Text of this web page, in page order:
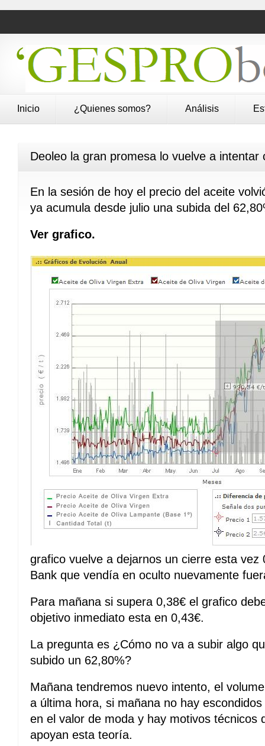
Inicio ¿Quienes somos? Análisis
Deoleo la gran promesa lo vuelve a intentar
En la sesión de hoy el precio del aceite
ya acumula desde julio una subida del
Ver grafico.
grafico vuelve a dejarnos un cierre esta vez
Bank que vendía en oculto nuevamente
Para mañana si supera 0,38€ el grafico
objetivo inmediato esta en 0,43€.
La pregunta es ¿Cómo no va a subir algo
subido un 62,80%?
Mañana tendremos nuevo intento, el
a última hora, si mañana no hay
en el valor de moda y hay motivos técnicos
apoyan esta teoría.